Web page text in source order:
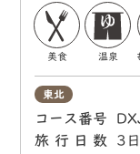
美食 温泉
東北
コース番号
旅行日数
3